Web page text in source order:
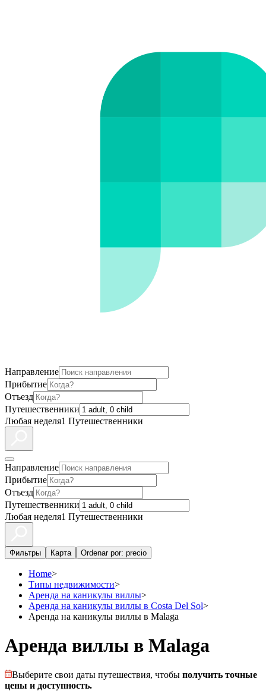
Направление
Прибытие
Отъезд
Путешественники
Любая неделя1 Путешественники
Направление
Прибытие
Отъезд
Путешественники
Любая неделя1 Путешественники
Фильтры Карта Ordenar por: precio
Home>
Типы недвижимости>
Аренда на каникулы виллы>
Аренда на каникулы виллы в Costa Del Sol>
Аренда на каникулы виллы в Malaga
Аренда виллы в Malaga
Выберите свои даты путешествия, чтобы получить точные
цены и доступность.